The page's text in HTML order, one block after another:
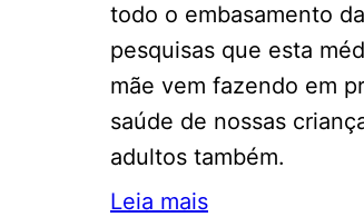
todo o embasamento
pesquisas que esta
mãe vem fazendo em
saúde de nossas
adultos também.
Leia mais